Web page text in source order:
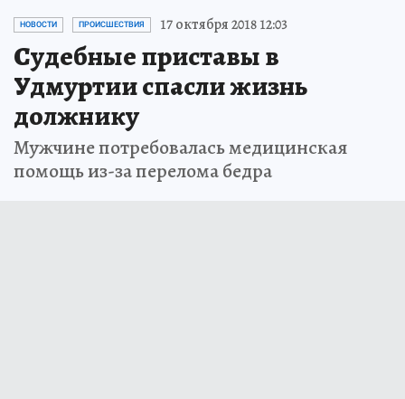
НОВОСТИ ПРОИСШЕСТВИЯ 17 октября 2018 12:03
Судебные приставы в
Удмуртии спасли жизнь
должнику
Мужчине потребовалась медицинская
помощь из-за перелома бедра